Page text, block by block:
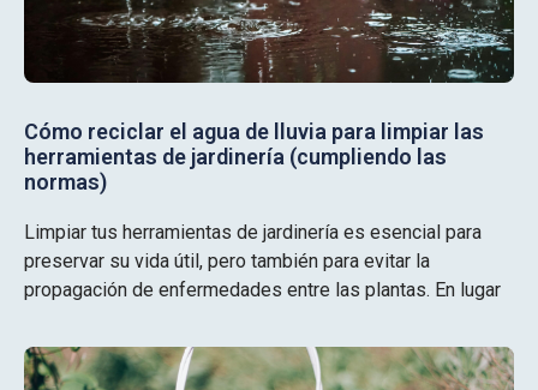
Cómo reciclar el agua de lluvia para limpiar las
herramientas de jardinería (cumpliendo las
normas)
Limpiar tus herramientas de jardinería es esencial para
preservar su vida útil, pero también para evitar la
propagación de enfermedades entre las plantas. En lugar